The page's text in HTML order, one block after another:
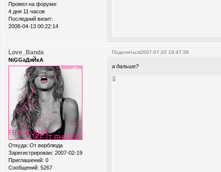
Провел на форуме:
4 дня 11 часов
Последний визит:
2008-04-13 00:22:14
Поделиться2007-07-20 19:47:38
Love_Banda
NiGGaДяЙкА
Откуда: От верблюда
Зарегистрирован: 2007-02-19
Приглашений: 0
Сообщений: 5267
а дальше?
0